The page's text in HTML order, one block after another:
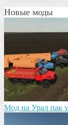
Новые моды
Мод на Урал пак